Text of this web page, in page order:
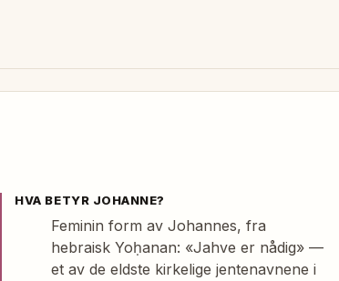
HVA BETYR JOHANNE?
Feminin form av Johannes, fra
hebraisk Yoḥanan: «Jahve er nådig» —
et av de eldste kirkelige jentenavnene i